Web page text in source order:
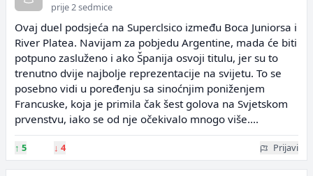
prije 2 sedmice
Ovaj duel podsjeća na Superclsico između Boca Juniorsa i
River Platea. Navijam za pobjedu Argentine, mada će biti
potpuno zasluženo i ako Španija osvoji titulu, jer su to
trenutno dvije najbolje reprezentacije na svijetu. To se
posebno vidi u poređenju sa sinoćnjim poniženjem
Francuske, koja je primila čak šest golova na Svjetskom
prvenstvu, iako se od nje očekivalo mnogo više....
↑ 5 ↓ 4 Prijavi